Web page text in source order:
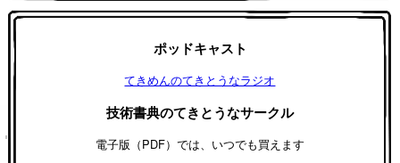
ポッドキャスト
てきめんのてきとうなラジオ
技術書典のてきとうなサークル
電子版（PDF）では、いつでも買えます